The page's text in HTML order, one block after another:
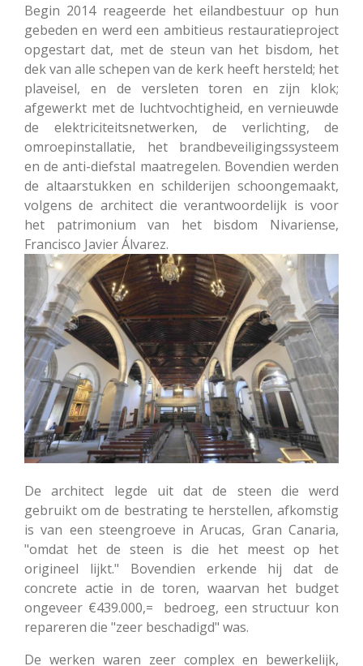
Begin 2014 reageerde het eilandbestuur op hun
gebeden en werd een ambitieus restauratieproject
opgestart dat, met de steun van het bisdom, het
dek van alle schepen van de kerk heeft hersteld; het
plaveisel, en de versleten toren en zijn klok;
afgewerkt met de luchtvochtigheid, en vernieuwde
de elektriciteitsnetwerken, de verlichting, de
omroepinstallatie, het brandbeveiligingssysteem
en de anti-diefstal maatregelen. Bovendien werden
de altaarstukken en schilderijen schoongemaakt,
volgens de architect die verantwoordelijk is voor
het patrimonium van het bisdom Nivariense,
Francisco Javier Álvarez.
De architect legde uit dat de steen die werd
gebruikt om de bestrating te herstellen, afkomstig
is van een steengroeve in Arucas, Gran Canaria,
"omdat het de steen is die het meest op het
origineel lijkt." Bovendien erkende hij dat de
concrete actie in de toren, waarvan het budget
ongeveer €439.000,= bedroeg, een structuur kon
repareren die "zeer beschadigd" was.
De werken waren zeer complex en bewerkelijk,